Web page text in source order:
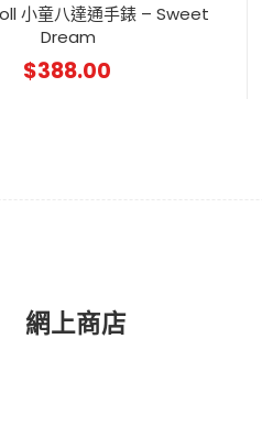
小童八達通手錶 – Sweet
Dream
$388.00
網上商店